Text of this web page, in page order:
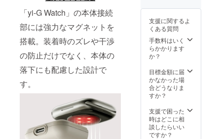
「yi-G Watch」の本体接続
部には強力なマグネットを
搭載。装着時のズレや干渉
の防止だけでなく、本体の
落下にも配慮した設計で
す。
ださ
い）
（適格
請求書
発行事
業者登
録番号
のある
インボ
イスが
必要な
は、
CAMPF
IREメッ
セージ
ご注文
状況、
使用部
材の供
給状
況、製
合等に
より出
荷時期
があり
ます。
※適格請
求書発
了承く
ださ
い。 ※
皆様の
ご支援
により
上した
場合、
正規販
予定価
格より
下がる
可能性
ご注文
状況製
造工程
上の都
合等に
より出
ること
がござ
いま
ン・仕
様は変
更にな
る可能
m、
44/45m
m、
49mm
から選
択くだ
は付属
してお
りませ
ン価格
は送
料・消
費税込
支援に関するよ
くある質問
手数料はいく
らかかります
か？
目標金額に届
かなかった場
合どうなりま
すか？
支援で困った
時はどこに相
談したらいい
ですか？